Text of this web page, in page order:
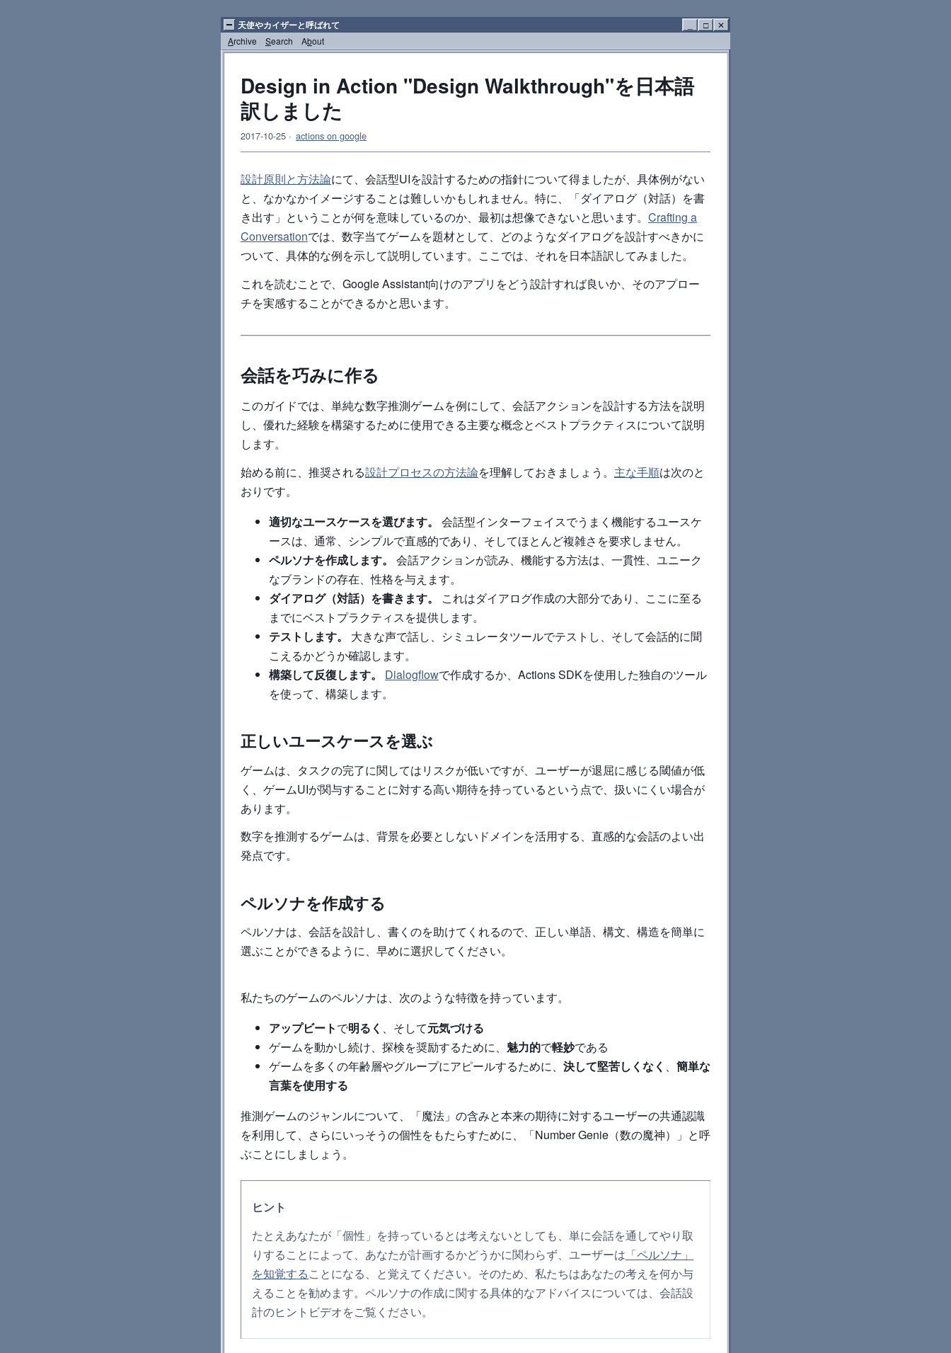
天使やカイザーと呼ばれて □
✕
Archive Search About
Design in Action "Design Walkthrough"を日本語
訳しました
2017-10-25 · actions on google
設計原則と方法論にて、会話型UIを設計するための指針について得ましたが、具体例がない
と、なかなかイメージすることは難しいかもしれません。特に、「ダイアログ（対話）を書
き出す」ということが何を意味しているのか、最初は想像できないと思います。 Crafting a
Conversationでは、数字当てゲームを題材として、どのようなダイアログを設計すべきかに
ついて、具体的な例を示して説明しています。ここでは、それを日本語訳してみました。
これを読むことで、Google Assistant向けのアプリをどう設計すれば良いか、そのアプロー
チを実感することができるかと思います。
会話を巧みに作る
このガイドでは、単純な数字推測ゲームを例にして、会話アクションを設計する方法を説明
し、優れた経験を構築するために使用できる主要な概念とベストプラクティスについて説明
します。
始める前に、推奨される設計プロセスの方法論を理解しておきましょう。 主な手順は次のと
おりです。
適切なユースケースを選びます。
会話型インターフェイスでうまく機能するユースケ
ースは、通常、シンプルで直感的であり、そしてほとんど複雑さを要求しません。
ペルソナを作成します。
会話アクションが読み、機能する方法は、一貫性、ユニーク
なブランドの存在、性格を与えます。
ダイアログ（対話）を書きます。
これはダイアログ作成の大部分であり、ここに至る
までにベストプラクティスを提供します。
テストします。
大きな声で話し、シミュレータツールでテストし、そして会話的に聞
こえるかどうか確認します。
構築して反復します。
Dialogflowで作成するか、Actions SDKを使用した独自のツール
を使って、構築します。
正しいユースケースを選ぶ
ゲームは、タスクの完了に関してはリスクが低いですが、ユーザーが退屈に感じる閾値が低
く、ゲームUIが関与することに対する高い期待を持っているという点で、扱いにくい場合が
あります。
数字を推測するゲームは、背景を必要としないドメインを活用する、直感的な会話のよい出
発点です。
ペルソナを作成する
ペルソナは、会話を設計し、書くのを助けてくれるので、正しい単語、構文、構造を簡単に
選ぶことができるように、早めに選択してください。
私たちのゲームのペルソナは、次のような特徴を持っています。
アップビートで明るく 、そして元気づける
ゲームを動かし続け、探検を奨励するために、 魅力的で軽妙である
ゲームを多くの年齢層やグループにアピールするために、 決して堅苦しくなく
簡単な
言葉を使用する
推測ゲームのジャンルについて、「魔法」の含みと本来の期待に対するユーザーの共通認識
を利用して、さらにいっそうの個性をもたらすために、「Number Genie（数の魔神）」と呼
ぶことにしましょう。
ヒント
たとえあなたが「個性」を持っているとは考えないとしても、単に会話を通してやり取
りすることによって、あなたが計画するかどうかに関わらず、ユーザーは 「ペルソナ」
を知覚することになる、と覚えてください。そのため、私たちはあなたの考えを何か与
えることを勧めます。ペルソナの作成に関する具体的なアドバイスについては、会話設
計のヒントビデオをご覧ください。